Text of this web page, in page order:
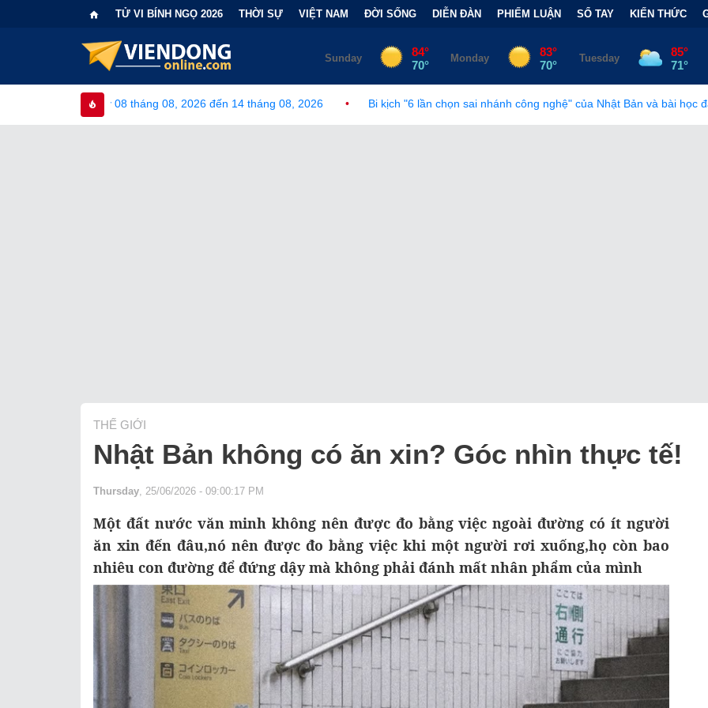
TỬ VI BÍNH NGỌ 2026 THỜI SỰ VIỆT NAM ĐỜI SỐNG DIỄN ĐÀN PHIẾM LUẬN SỔ TAY KIẾN THỨC
08 tháng 08, 2026 đến 14 tháng 08, 2026 • Bi kịch "6 lần chọn sai nhánh công nghệ" của Nhật Bản và bài học đắt giá • Bẫy
THẾ GIỚI
Nhật Bản không có ăn xin? Góc nhìn thực tế!
Thursday , 25/06/2026 - 09:00:17 PM
Một đất nước văn minh không nên được đo bằng việc ngoài đường có ít người
ăn xin đến đâu,nó nên được đo bằng việc khi một người rơi xuống,họ còn bao
nhiêu con đường để đứng dậy mà không phải đánh mất nhân phẩm của mình